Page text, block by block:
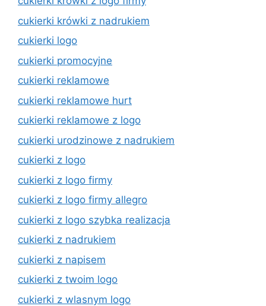
cukierki krówki z nadrukiem
cukierki logo
cukierki promocyjne
cukierki reklamowe
cukierki reklamowe hurt
cukierki reklamowe z logo
cukierki urodzinowe z nadrukiem
cukierki z logo
cukierki z logo firmy
cukierki z logo firmy allegro
cukierki z logo szybka realizacja
cukierki z nadrukiem
cukierki z napisem
cukierki z twoim logo
cukierki z wlasnym logo